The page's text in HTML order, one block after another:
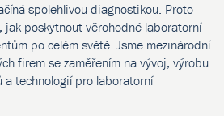
spolehlivou diagnostikou. Proto
jak poskytnout věrohodné laboratorní
po celém světě. Jsme mezinárodní
firem se zaměřením na vývoj, výrobu
technologií pro laboratorní